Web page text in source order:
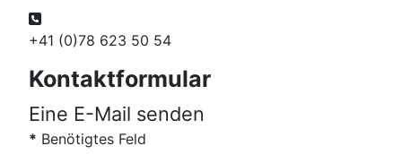
Telefon:
+41 (0)78 623 50 54
Kontaktformular
Eine E-Mail senden
* Benötigtes Feld